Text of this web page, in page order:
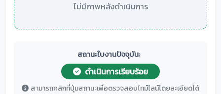
ไม่มีภาพหลังดำเนินการ
สถานะใบงานปัจจุบัน:
ดำเนินการเรียบร้อย
สามารถคลิกที่ปุ่มสถานะเพื่อตรวจสอบไทม์ไลน์โดยละเอียดได้